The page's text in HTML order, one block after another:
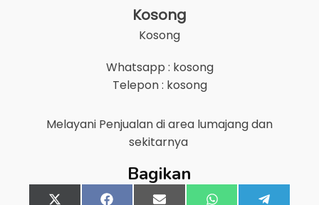
Kosong
Kosong
Whatsapp : kosong
Telepon : kosong
Melayani Penjualan di area lumajangdan
sekitarnya
Bagikan